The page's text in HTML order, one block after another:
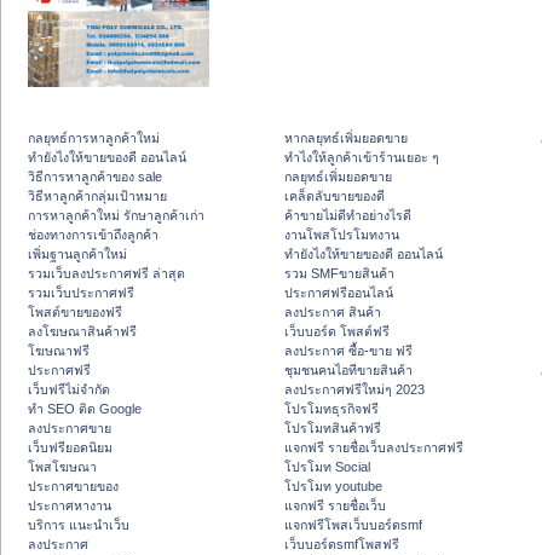
กลยุทธ์การหาลูกค้าใหม่
ทํายังไงให้ขายของดี ออนไลน์
วิธีการหาลูกค้าของ sale
วิธีหาลูกค้ากลุ่มเป้าหมาย
การหาลูกค้าใหม่ รักษาลูกค้าเก่า
ช่องทางการเข้าถึงลูกค้า
เพิ่มฐานลูกค้าใหม่
รวมเว็บลงประกาศฟรี ล่าสุด
รวมเว็บประกาศฟรี
โพสต์ขายของฟรี
ลงโฆษณาสินค้าฟรี
โฆษณาฟรี
ประกาศฟรี
เว็บฟรีไม่จำกัด
ทำ SEO ติด Google
ลงประกาศขาย
เว็บฟรียอดนิยม
โพสโฆษณา
ประกาศขายของ
ประกาศหางาน
บริการ แนะนำเว็บ
ลงประกาศ
หากลยุทธ์เพิ่มยอดขาย
ทําไงให้ลูกค้าเข้าร้านเยอะ ๆ
กลยุทธ์เพิ่มยอดขาย
เคล็ดลับขายของดี
ค้าขายไม่ดีทำอย่างไรดี
งานโพสโปรโมทงาน
ทํายังไงให้ขายของดี ออนไลน์
รวม SMFขายสินค้า
ประกาศฟรีออนไลน์
ลงประกาศ สินค้า
เว็บบอร์ด โพสต์ฟรี
ลงประกาศ ซื้อ-ขาย ฟรี
ชุมชนคนไอทีขายสินค้า
ลงประกาศฟรีใหม่ๆ 2023
โปรโมทธุรกิจฟรี
โปรโมทสินค้าฟรี
แจกฟรี รายชื่อเว็บลงประกาศฟรี
โปรโมท Social
โปรโมท youtube
แจกฟรี รายชื่อเว็บ
แจกฟรีโพสเว็บบอร์ดsmf
เว็บบอร์ดsmfโพสฟรี